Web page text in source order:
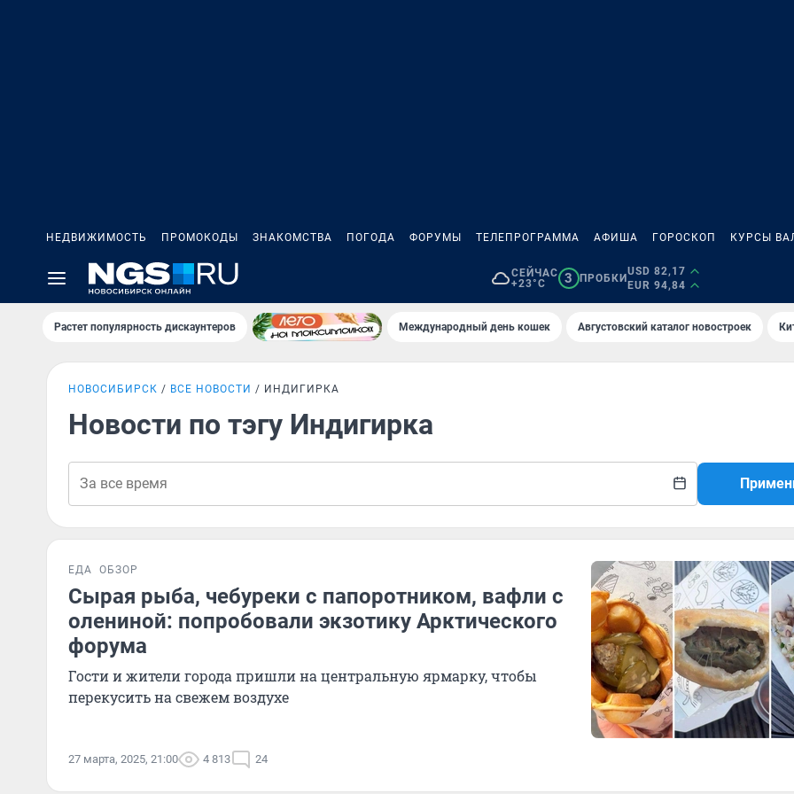
НЕДВИЖИМОСТЬ ПРОМОКОДЫ ЗНАКОМСТВА ПОГОДА ФОРУМЫ ТЕЛЕПРОГРАММА АФИША ГОРОСКОП КУРСЫ
СЕЙЧАС
+23°C
3 ПРОБКИ
USD 82,17
EUR 94,84
Растет популярность дискаунтеров Международный день кошек Августовский каталог новостроек
НОВОСИБИРСК ВСЕ НОВОСТИ ИНДИГИРКА
Новости по тэгу Индигирка
ЕДА ОБЗОР
Сырая рыба, чебуреки с папоротником, вафли с
олениной: попробовали экзотику Арктического
форума
Гости и жители города пришли на центральную ярмарку, чтобы
перекусить на свежем воздухе
27 марта, 2025, 21:00 4 813 24